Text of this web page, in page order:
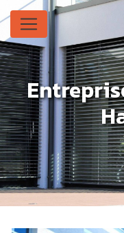
Panneau de gestion des